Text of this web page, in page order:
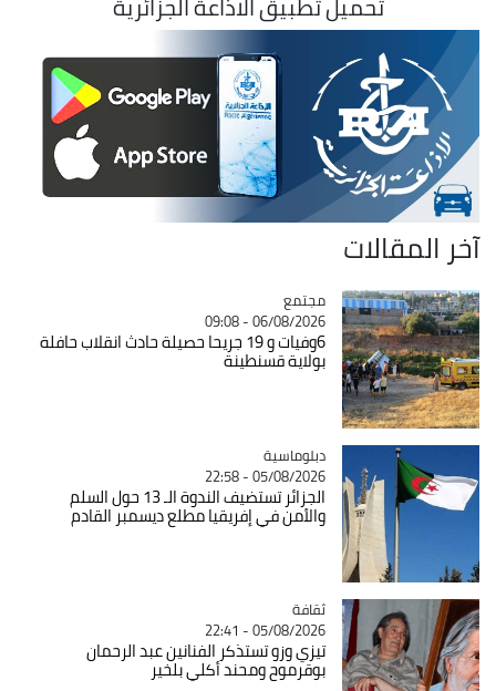
آخر المقالات
Catégorie
مجتمع
06/08/2026 - 09:08
6وفيات و 19 جريحا حصيلة حادث انقلاب حافلة
بولاية قسنطينة
Catégorie
دبلوماسية
05/08/2026 - 22:58
الجزائر تستضيف الندوة الـ 13 حول السلم
والأمن في إفريقيا مطلع ديسمبر القادم
Catégorie
ثقافة
05/08/2026 - 22:41
تيزي وزو تستذكر الفنانين عبد الرحمان
بوقرموح ومحند أكلي بلخير